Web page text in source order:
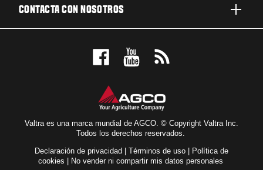
TECNOLOGÍA
CONTACTA CON NOSOTROS
RESERVE UNA PRUEBA DE MANEJO
LOCALIZADOR DE CONCESIONARIOS
Valtra es una marca mundial de AGCO. © Copyright Valtra Inc.
Todos los derechos reservados.
Declaración de privacidad | Términos de uso | Política de
cookies | No vender ni compartir mis datos personales